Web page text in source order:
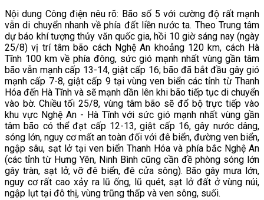
Nội dung Công điện nêu rõ: Bão số 5 với cường độ rất mạnh
vẫn di chuyển nhanh về phía đất liền nước ta. Theo Trung tâm
dự báo khí tượng thủy văn quốc gia, hồi 10 giờ sáng nay (ngày
25/8) vị trí tâm bão cách Nghệ An khoảng 120 km, cách Hà
Tĩnh 100 km về phía đông, sức gió mạnh nhất vùng gần tâm
bão vẫn mạnh cấp 13-14, giật cấp 16; bão đã bắt đầu gây gió
mạnh cấp 7-8, giật cấp 9 tại vùng ven biển các tỉnh từ Thanh
Hóa đến Hà Tĩnh và sẽ mạnh dần lên khi bão tiếp tục di chuyển
vào bờ. Chiều tối 25/8, vùng tâm bão sẽ đổ bộ trực tiếp vào
khu vực Nghệ An - Hà Tĩnh với sức gió mạnh nhất vùng gần
tâm bão có thể đạt cấp 12-13, giật cấp 16, gây nước dâng,
sóng lớn, nguy cơ mất an toàn đối với đê biển, đường ven biển,
ngập sâu, sạt lở tại ven biển Thanh Hóa và phía bắc Nghệ An
(các tỉnh từ Hưng Yên, Ninh Bình cũng cần đề phòng sóng lớn
gây tràn, sạt lở, vỡ đê biển, đê cửa sông). Bão gây mưa lớn,
nguy cơ rất cao xảy ra lũ ống, lũ quét, sạt lở đất ở vùng núi,
ngập lụt tại đô thị, vùng trũng thấp và ven sông, suối.